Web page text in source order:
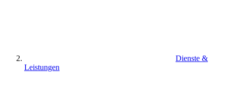
Dienste &
Leistungen